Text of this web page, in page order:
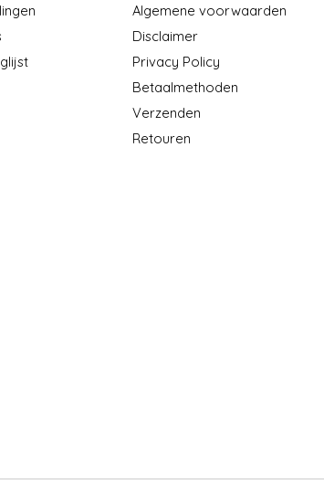
Algemene voorwaarden
Disclaimer
Privacy Policy
Betaalmethoden
Verzenden
Retouren